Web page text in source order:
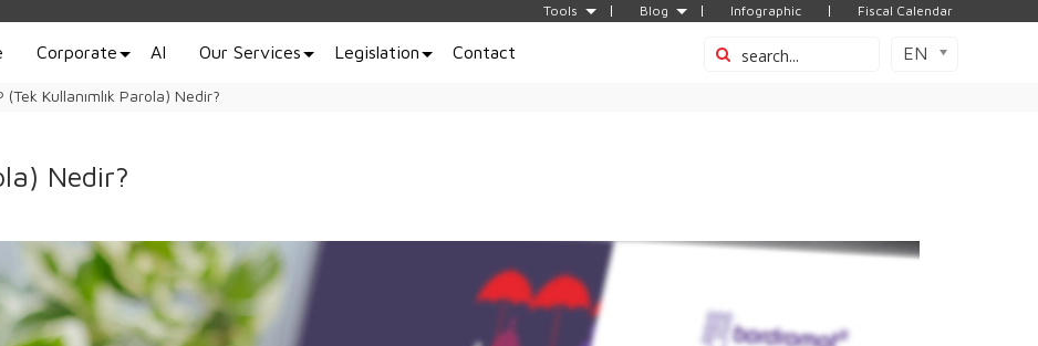
Tools Blog Infographic Fiscal Calendar
Corporate AI Our Services Legislation Contact EN
(Tek Kullanımlık Parola) Nedir?
Nedir?